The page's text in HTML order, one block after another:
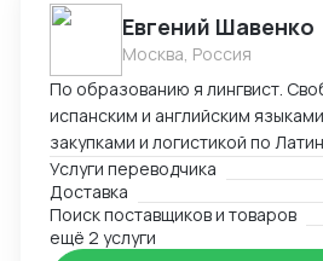
Евгений Шавенко
Москва, Россия
По образованию я лингвист.
испанским и английским
закупками и логистикой по
Координировал, вел переговоры
согласовал цены DDP.
компании. В данный момент
организацией импорта в
Услуги переводчика
Доставка
Поиск поставщиков и товаров
ещё 2 услуги